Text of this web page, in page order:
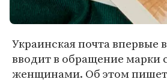
Украинская почта впервые
вводит в обращение марки
женщинами. Об этом пишет